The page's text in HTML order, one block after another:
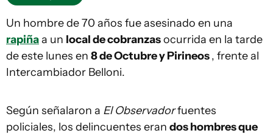
Un hombre de 70 años fue asesinado en una
rapiñaa un local de cobranzasocurrida en la tarde
de este lunes en 8 de Octubre y Pirineos, frente al
Intercambiador Belloni.
Según señalaron a El Observadorfuentes
policiales, los delincuentes eran dos hombres que